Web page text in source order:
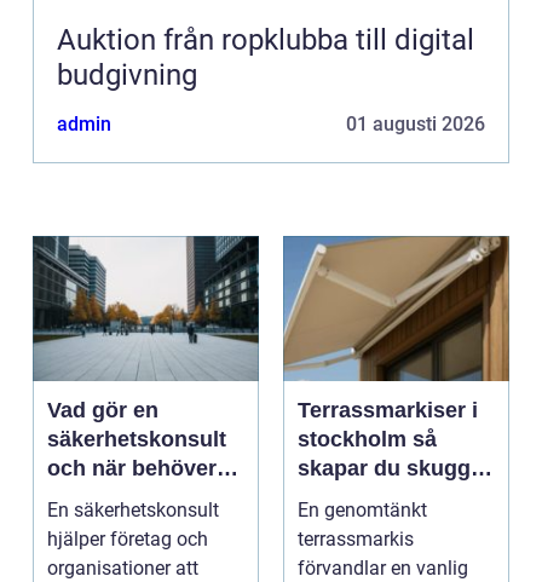
Auktion från ropklubba till digital
budgivning
admin 01 augusti 2026
Vad gör en
säkerhetskonsult
och när behöver
du en?
En säkerhetskonsult
hjälper företag och
organisationer att
Terrassmarkiser i
stockholm så
skapar du skugga,
stil och komfort på
uteplatsen
En genomtänkt
terrassmarkis
förvandlar en vanlig